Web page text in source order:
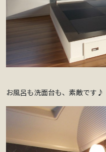
お風呂も洗面台も、素敵です♪